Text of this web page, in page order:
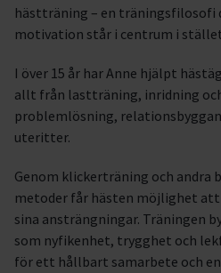
hästträning – en träningsfilosofi
motivation står i centrum i
I över 15 år har Anne hjälpt
allt från lastträning, inridning
problemlösning,
uteritter.
Genom klickerträning och andra
metoder får hästen möjlighet att
sina ansträngningar. Träningen
som nyfikenhet, trygghet och
för ett hållbart samarbete och